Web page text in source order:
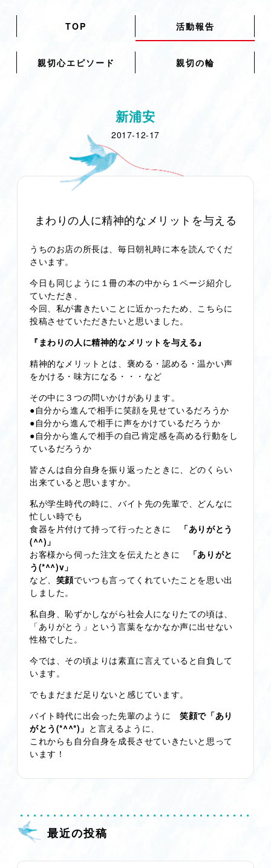
TOP 活動報告
親切心エピソード 親切の輪
新浦安
2017-12-17
まわりの人に精神的なメリットを与える
うちのお店の所長は、毎日朝礼時に本を読んでくだ
さいます。
今日も同じように１冊の本の中から１ページ紹介し
ていただき、
今回、私が書きたいことに近かったため、こちらに
投稿させていただきたいと思いました。
『まわりの人に精神的なメリットを与える』
精神的なメリットとは、褒める・認める・温かい声
をかける・味方になる・・・など
その中に３つの問いかけがあります。
●自分から進んで相手に笑顔を見せているだろうか
●自分から進んで相手に声をかけているだろうか
●自分から進んで相手の自己肯定感を高める行動をし
ているだろうか
皆さんは自分自身を振り返ったときに、どのくらい
出来ていると思いますか。
私が学生時代の時に、バイト先の先輩で、どんなに
忙しい時でも
食器を片付けて持って行ったときに
「ありがとう
(^^)」
お客様から伺った注文を伝えたときに
「ありがと
う(*^^)v」
など、 笑顔でいつも言ってくれていたことを思い出
しました。
私自身、恥ずかしながら社会人になりたての頃は、
「ありがとう」という言葉をなかなか声に出せない
性格でした。
今では、その頃よりは素直に言えていると自負して
います。
でもまだまだ足りないと感じています。
バイト時代に出会った先輩のように笑顔で「あり
がとう(*^^*)」 と言えるように、
これからも自分自身を成長させていきたいと思って
います！
最近の投稿